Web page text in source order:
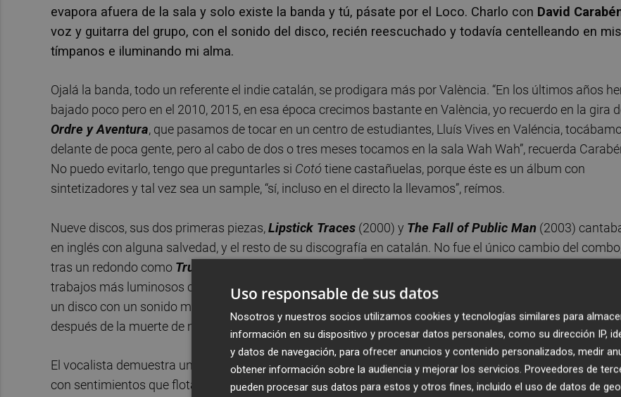
evapora afuera de la sala y solo existe la banda y tú, pásate por el Loco. Charlo con David
voz y guitarra del grupo, con el sonido del disco, recién reescuchado y todavía centelleando en mis
tímpanos e iluminando mi alma.
Ojalá la banda, todo un referente el indie catalán, se prodigara más por València. “En los últimos años
bajado poco pero en el 2010, 2015, en esa época crecimos bastante en València, yo recuerdo en la gira
Ordre y Aventura, que pasamos de tocar en un centro de estudiantes, Lluís Vives en Valéncia,
delante de poca gente, pero al cabo de dos o tres meses tocamos en la sala Wah Wah”, recuerda
No puedo evitarlo, tengo que preguntarles si Cotó tiene castañuelas, porque éste es un álbum con
sintetizadores y tal vez sea un sample, “sí, incluso en el directo la llevamos”, reímos.
Nueve discos, sus dos primeras piezas,Lipstick Traces (2000) y The Fall of Public Man (2003)
en inglés con alguna salvedad, y el resto de su discografía en catalán. No fue el único cambio del
tras un redondo como Trucar a Casa, recollir les fotos, pagar la factura
trabajos más luminosos como
Set tota la vida (2007) L´Amor Feliç(2012) o el que nos ocupa. Trucar
un disco con un sonido más apesadumbrado. “Piensa que el
después de la muerte de mi padre”, recuerda.
El vocalista demuestra una capacidad enorme para la composición de letras, de conectar de alguna
con sentimientos que flotan en el ambiente y que sabe pulsar. “Fíjate que también está el catalán que
Uso responsable de sus datos
Nosotros y nuestros socios utilizamos cookies y tecnologías similares para
información en su dispositivo y procesar datos personales, como su dirección IP,
y datos de navegación, para ofrecer anuncios y contenido personalizados, medir
obtener información sobre la audiencia y mejorar los servicios. Proveedores de
pueden procesar sus datos para estos y otros fines, incluido el uso de datos de